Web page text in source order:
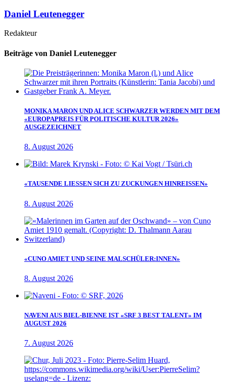
Daniel Leutenegger
Redakteur
Beiträge von Daniel Leutenegger
MONIKA MARON UND ALICE SCHWARZER WERDEN MIT DEM
«EUROPAPREIS FÜR POLITISCHE KULTUR 2026»
AUSGEZEICHNET
8. August 2026
«TAUSENDE LIESSEN SICH ZU ZUCKUNGEN HINREISSEN»
8. August 2026
«CUNO AMIET UND SEINE MALSCHÜLER:INNEN»
8. August 2026
NAVENI AUS BIEL-BIENNE IST «SRF 3 BEST TALENT» IM
AUGUST 2026
7. August 2026